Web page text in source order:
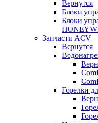
Вернутся
Блоки
Блоки
Запчасти ACV
Вернутся
Горелки